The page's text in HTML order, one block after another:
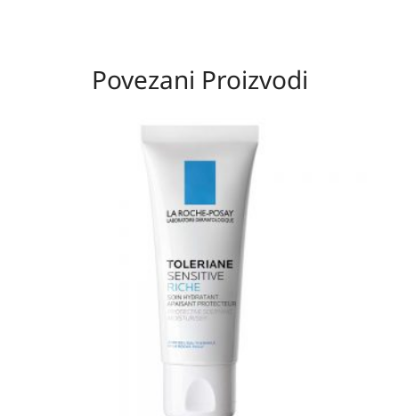
Povezani Proizvodi